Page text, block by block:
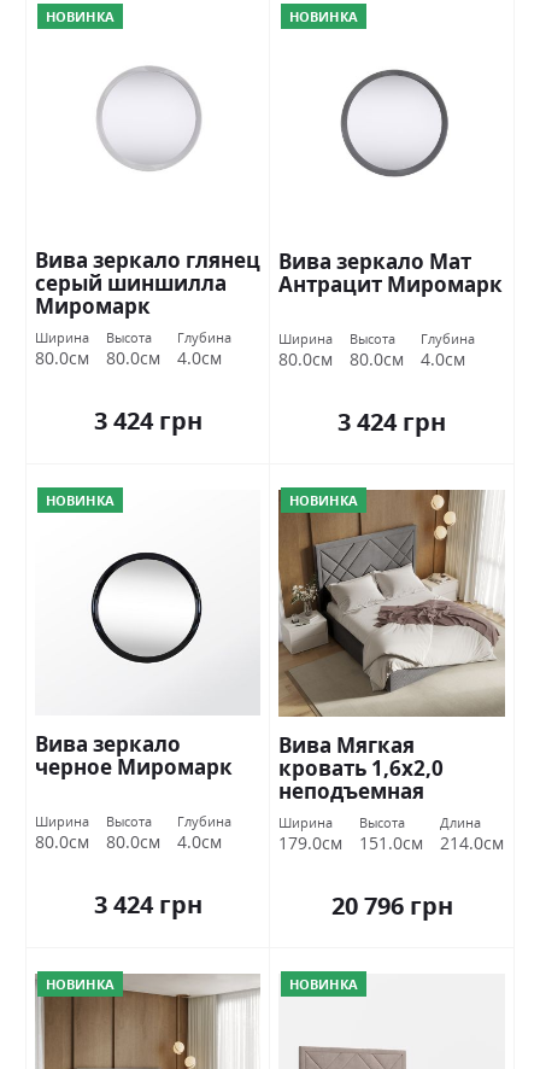
НОВИНКА
Вива зеркало глянец
серый шиншилла
Миромарк
Ширина
80.0см
Высота
80.0см
Глубина
4.0см
3 424 грн
НОВИНКА
Вива зеркало Мат
Антрацит Миромарк
Ширина
80.0см
Высота
80.0см
Глубина
4.0см
3 424 грн
НОВИНКА
Вива зеркало
черное Миромарк
Ширина
80.0см
Высота
80.0см
Глубина
4.0см
3 424 грн
НОВИНКА
Вива Мягкая
кровать 1,6х2,0
неподъемная
Миромарк
Ширина
179.0см
Высота
151.0см
Длина
214.0см
20 796 грн
НОВИНКА НОВИНКА